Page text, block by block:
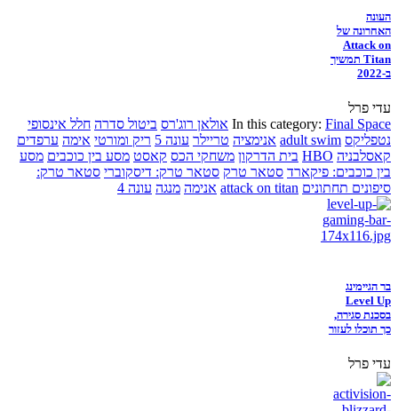
העונה
האחרונה של
Attack on
Titan תמשיך
ב-2022
עדי פרל
In this category: Final Space אולאן רוג'רס ביטול סדרה חלל אינסופי
נטפליקס adult swim אנימציה טריילר עונה 5 ריק ומורטי אימה ערפדים
קאסלבניה HBO בית הדרקון משחקי הכס קאסט מסע בין כוכבים מסע
בין כוכבים: פיקארד סטאר טרק סטאר טרק: דיסקוברי סטאר טרק:
סיפונים תחתונים attack on titan אנימה מנגה עונה 4
בר הגיימינג
Level Up
בסכנת סגירה,
כך תוכלו לעזור
עדי פרל